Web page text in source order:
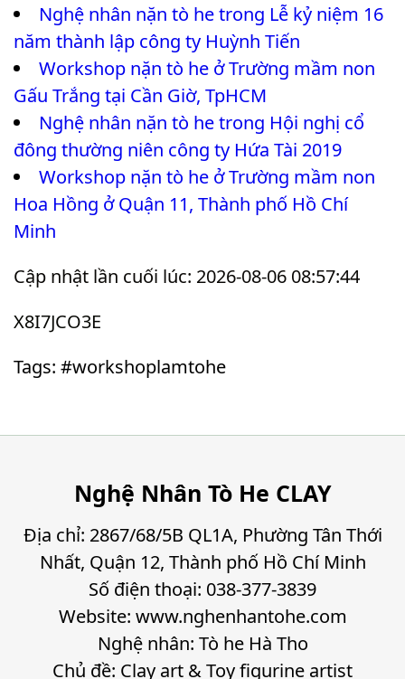
Nghệ nhân nặn tò he trong Lễ kỷ niệm 16
năm thành lập công ty Huỳnh Tiến
Workshop nặn tò he ở Trường mầm non
Gấu Trắng tại Cần Giờ, TpHCM
Nghệ nhân nặn tò he trong Hội nghị cổ
đông thường niên công ty Hứa Tài 2019
Workshop nặn tò he ở Trường mầm non
Hoa Hồng ở Quận 11, Thành phố Hồ Chí
Minh
Cập nhật lần cuối lúc: 2026-08-06 08:57:44
X8I7JCO3E
Tags: #workshoplamtohe
Nghệ Nhân Tò He CLAY
Địa chỉ: 2867/68/5B QL1A, Phường Tân Thới
Nhất, Quận 12, Thành phố Hồ Chí Minh
Số điện thoại: 038-377-3839
Website: www.nghenhantohe.com
Nghệ nhân: Tò he Hà Tho
Chủ đề: Clay art & Toy figurine artist